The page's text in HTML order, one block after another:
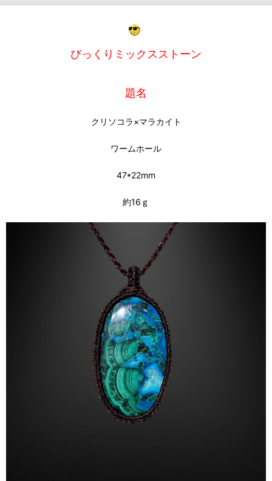
びっくりミックスストーン
題名
クリソコラ×マラカイト
ワームホール
47*22mm
約16ｇ